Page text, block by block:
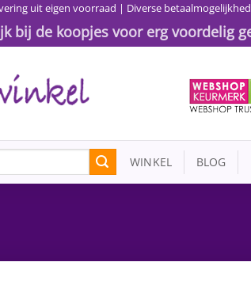
uit eigen voorraad | Diverse
bij de koopjes voor erg voordelig
WINKEL BLOG